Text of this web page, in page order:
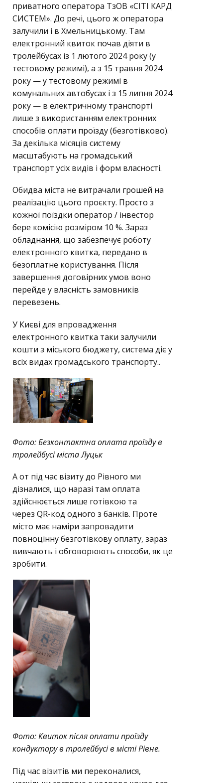
приватного оператора ТзОВ «СІТІ КАРД
СИСТЕМ». До речі, цього ж оператора
залучили і в Хмельницькому. Там
електронний квиток почав діяти в
тролейбусах із 1 лютого 2024 року (у
тестовому режимі), а з 15 травня 2024
року — у тестовому режимі в
комунальних автобусах і з 15 липня 2024
року — в електричному транспорті
лише з використанням електронних
способів оплати проїзду (безготівково).
За декілька місяців систему
масштабують на громадський
транспорт усіх видів і форм власності.
Обидва міста не витрачали грошей на
реалізацію цього проєкту. Просто з
кожної поїздки оператор / інвестор
бере комісію розміром 10 %. Зараз
обладнання, що забезпечує роботу
електронного квитка, передано в
безоплатне користування. Після
завершення договірних умов воно
перейде у власність замовників
перевезень.
У Києві для впровадження
електронного квитка таки залучили
кошти з міського бюджету, система діє у
всіх видах громадського транспорту..
Фото: Безконтактна оплата проїзду в
тролейбусі міста Луцьк
А от під час візиту до Рівного ми
дізналися, що наразі там оплата
здійснюється лише готівкою та
через QR-код одного з банків. Проте
місто має наміри запровадити
повноцінну безготівкову оплату, зараз
вивчають і обговорюють способи, як це
зробити.
Фото: Квиток після оплати проїзду
кондуктору в тролейбусі в місті Рівне.
Під час візитів ми переконалися,